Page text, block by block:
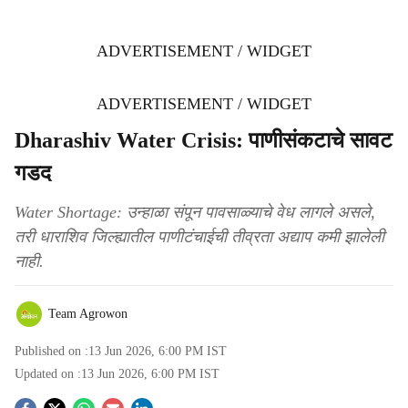
ADVERTISEMENT / WIDGET
ADVERTISEMENT / WIDGET
Dharashiv Water Crisis: पाणीसंकटाचे सावट
गडद
Water Shortage: उन्हाळा संपून पावसाळ्याचे वेध लागले असले,
तरी धाराशिव जिल्ह्यातील पाणीटंचाईची तीव्रता अद्याप कमी झालेली
नाही.
Team Agrowon
Published on :13 Jun 2026, 6:00 PM IST
Updated on :13 Jun 2026, 6:00 PM IST